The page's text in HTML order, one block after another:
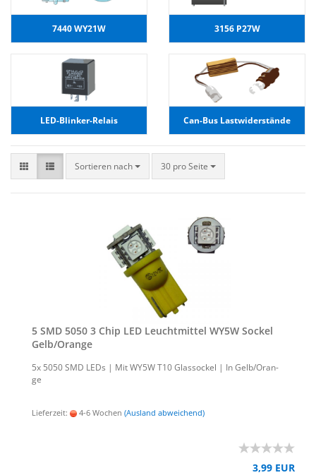
7440 WY21W 3156 P27W
LED-Blinker-Relais Can-Bus Lastwiderstände
Sortieren nach 30 pro Seite
5 SMD 5050 3 Chip LED Leucht­mit­tel WY5W So­ckel
Gelb/Oran­ge
5x 5050 SMD LEDs | Mit WY5W T10 Glas­so­ckel | In Gelb/Oran­
ge
Lieferzeit: 4-6 Wochen (Ausland abweichend)
3,99 EUR